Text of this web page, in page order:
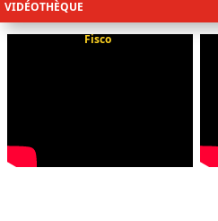
VIDÉOTHÈQUE
Fisco